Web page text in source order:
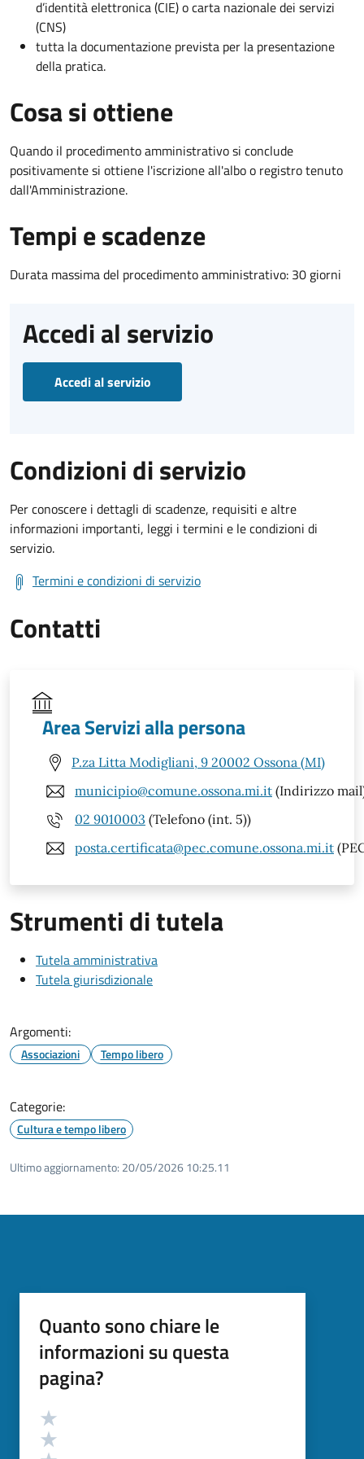
d’identità elettronica (CIE) o carta nazionale dei servizi
(CNS)
tutta la documentazione prevista per la presentazione
della pratica.
Cosa si ottiene
Quando il procedimento amministrativo si conclude
positivamente si ottiene l'iscrizione all'albo o registro tenuto
dall'Amministrazione.
Tempi e scadenze
Durata massima del procedimento amministrativo: 30 giorni
Accedi al servizio
Accedi al servizio
Condizioni di servizio
Per conoscere i dettagli di scadenze, requisiti e altre
informazioni importanti, leggi i termini e le condizioni di
servizio.
Termini e condizioni di servizio
Contatti
Area Servizi alla persona
P.za Litta Modigliani, 9 20002 Ossona (MI)
municipio@comune.ossona.mi.it (Indirizzo
02 9010003 (Telefono (int. 5))
posta.certificata@pec.comune.ossona.mi.it
Strumenti di tutela
Tutela amministrativa
Tutela giurisdizionale
Argomenti:
Associazioni Tempo libero
Categorie:
Cultura e tempo libero
Ultimo aggiornamento: 20/05/2026 10:25.11
Quanto sono chiare le
informazioni su questa
pagina?
Valutazione